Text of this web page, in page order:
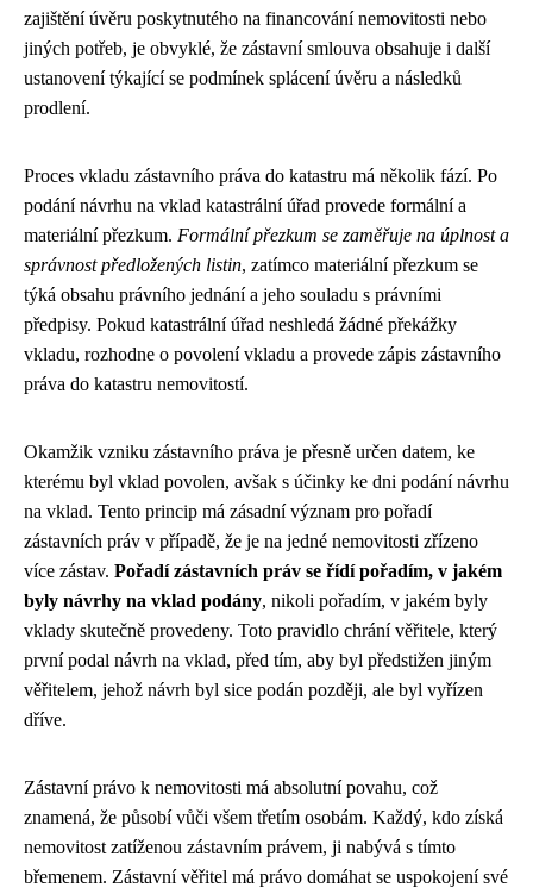
zajištění úvěru poskytnutého na financování nemovitosti nebo
jiných potřeb, je obvyklé, že zástavní smlouva obsahuje i další
ustanovení týkající se podmínek splácení úvěru a následků
prodlení.
Proces vkladu zástavního práva do katastru má několik fází. Po
podání návrhu na vklad katastrální úřad provede formální a
materiální přezkum. Formální přezkum se zaměřuje na úplnost a
správnost předložených listin, zatímco materiální přezkum se
týká obsahu právního jednání a jeho souladu s právními
předpisy. Pokud katastrální úřad neshledá žádné překážky
vkladu, rozhodne o povolení vkladu a provede zápis zástavního
práva do katastru nemovitostí.
Okamžik vzniku zástavního práva je přesně určen datem, ke
kterému byl vklad povolen, avšak s účinky ke dni podání návrhu
na vklad. Tento princip má zásadní význam pro pořadí
zástavních práv v případě, že je na jedné nemovitosti zřízeno
více zástav. Pořadí zástavních práv se řídí pořadím, v jakém
byly návrhy na vklad podány, nikoli pořadím, v jakém byly
vklady skutečně provedeny. Toto pravidlo chrání věřitele, který
první podal návrh na vklad, před tím, aby byl předstižen jiným
věřitelem, jehož návrh byl sice podán později, ale byl vyřízen
dříve.
Zástavní právo k nemovitosti má absolutní povahu, což
znamená, že působí vůči všem třetím osobám. Každý, kdo získá
nemovitost zatíženou zástavním právem, ji nabývá s tímto
břemenem. Zástavní věřitel má právo domáhat se uspokojení své